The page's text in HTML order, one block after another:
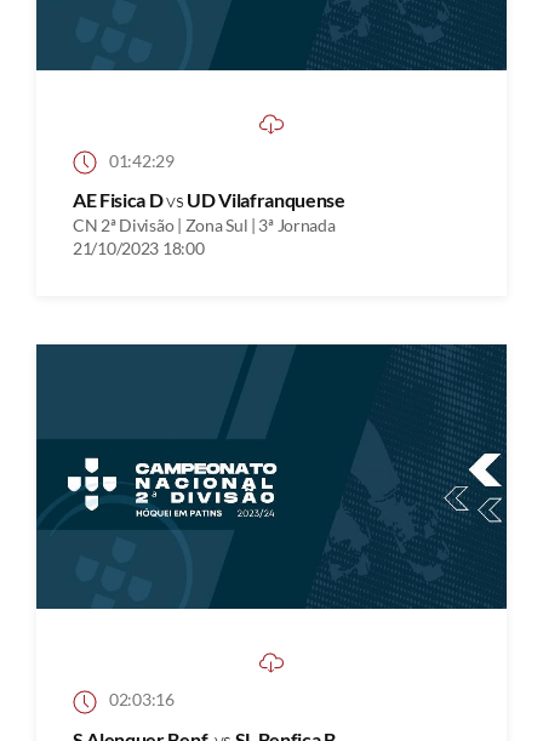
01:42:29
AE Fisica Dvs UD Vilafranquense
CN 2ª Divisão | Zona Sul | 3ª Jornada
21/10/2023 18:00
02:03:16